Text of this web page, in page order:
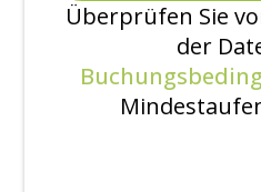
Überprüfen Sie
der